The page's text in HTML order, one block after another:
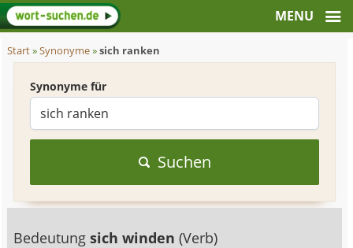
Start»Synonyme»sich ranken
Synonyme für
Suchen
Bedeutungsich winden(Verb)